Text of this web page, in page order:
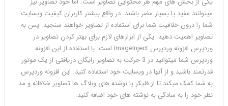
نویسنده
وبسایت
های
وردپرسی
بهترین
کاربرد
را
دارند
همراه
میتوانند مفید یا بسیار مضر باشند. در واقع بیشتر کاربران کیفیت وبسایت
شما را درون خلاقیت شما برای استفاده از تصاویر خواهند سنجید. پس به
تصاویر اهمیت دهید. یکی از ابزارهای لازم برای بهتر کردن تصاویر در
وردپرس افزونه وردپرس ImageInject است. با استفاده از این افزونه
وردپرس شما میتوانید در 3 حرکت به تصاویر رایگان دریافتی از یک موتور
قدرتمند باشید و از آنها در وبسایت خود استفاده کنید. این افزونه وردپرس
به شما کمک میکند تا از فلیکر یا نوشته های وبلاگ ها تصاویر خلاقانه و مد
نظر خود را به سادگی به نوشته های خود اضافه کنید.